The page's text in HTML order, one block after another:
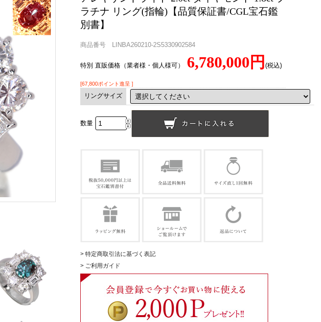
ラチナ リング(指輪)【品質保証書/CGL宝石鑑
別書】
商品番号 LINBA260210-2S5330902584
特別 直販価格（業者様・個人様可） 6,780,000円(税込)
[67,800ポイント進呈 ]
リングサイズ
数量
> 特定商取引法に基づく表記
> ご利用ガイド